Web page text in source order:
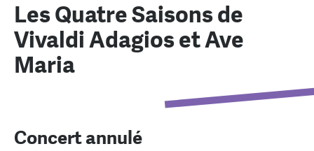
Les Quatre Saisons de
Vivaldi Adagios et Ave
Maria
Concert annulé